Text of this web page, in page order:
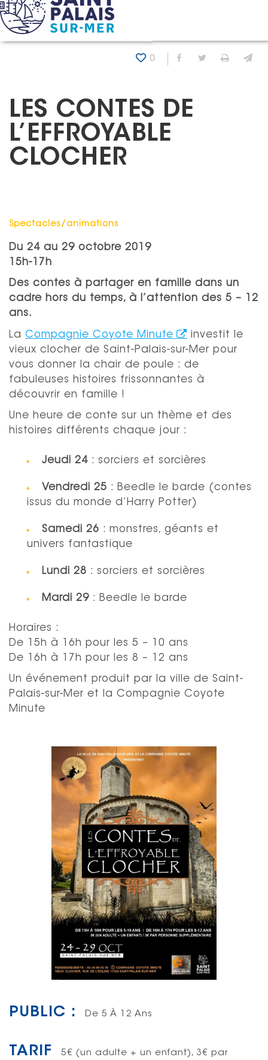
Panneau de gestion des cookies
Accueil Agenda
0 Partager sur
Partager
LES CONTES DE
L’EFFROYABLE
CLOCHER
Catégorie : "
Spectacles/animations
Du 24 au 29 octobre 2019
15h-17h
Des contes à partager en famille dans un
cadre hors du temps, à l’attention des 5 – 12
ans.
La Compagnie Coyote Minute
investit le
vieux clocher de Saint-Palais-sur-Mer pour
vous donner la chair de poule : de
fabuleuses histoires frissonnantes à
découvrir en famille !
Une heure de conte sur un thème et des
histoires différents chaque jour :
Jeudi 24 : sorciers et sorcières
Vendredi 25 : Beedle le barde (contes
issus du monde d’Harry Potter)
Samedi 26 : monstres, géants et
univers fantastique
Lundi 28 : sorciers et sorcières
Mardi 29 : Beedle le barde
Horaires :
De 15h à 16h pour les 5 – 10 ans
De 16h à 17h pour les 8 – 12 ans
Un événement produit par la ville de Saint-
Palais-sur-Mer et la Compagnie Coyote
Minute
PUBLIC : De 5 À 12 Ans
TARIF
5€ (un adulte + un enfant), 3€ par